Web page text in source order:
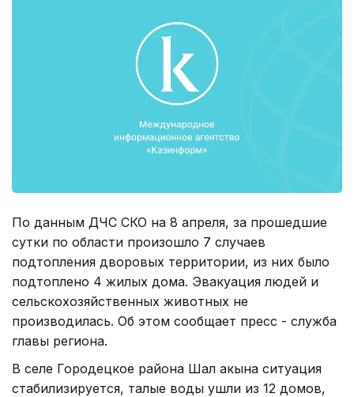
По данным ДЧС СКО на 8 апреля, за прошедшие
сутки по области произошло 7 случаев
подтопления дворовых территории, из них было
подтоплено 4 жилых дома. Эвакуация людей и
сельскохозяйственных животных не
производилась. Об этом сообщает пресс - служба
главы региона.
В селе Городецкое района Шал акына ситуация
стабилизируется, талые воды ушли из 12 домов,